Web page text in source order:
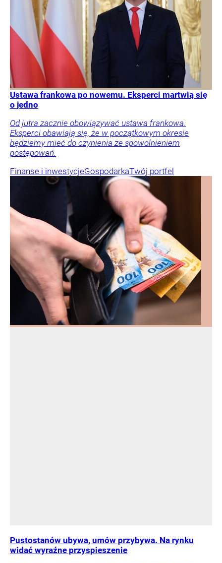
Ustawa frankowa po nowemu. Eksperci martwią się
o jedno
Od jutra zacznie obowiązywać ustawa frankowa.
Eksperci obawiają się, że w początkowym okresie
będziemy mieć do czynienia ze spowolnieniem
postępowań.
Finanse i inwestycjeGospodarkaTwój portfel
Pustostanów ubywa, umów przybywa. Na rynku
widać wyraźne przyspieszenie